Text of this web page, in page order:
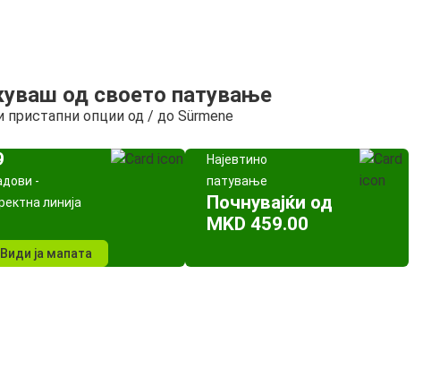
од своето патување
пристапни опции од / до Sürmene
-
линија
Види ја мапата
Најевтино
патување
Почнувајќи од
MKD 459.00